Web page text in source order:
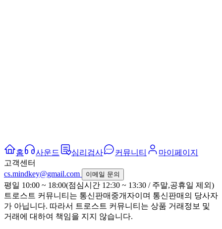
홈 사운드 심리검사 커뮤니티
마이페이지
고객센터
cs.mindkey@gmail.com
이메일 문의
평일 10:00 ~ 18:00(점심시간 12:30 ~ 13:30 / 주말,공휴일 제외)
트로스트 커뮤니티는 통신판매중개자이며 통신판매의 당사자
가 아닙니다. 따라서 트로스트 커뮤니티는 상품 거래정보 및
거래에 대하여 책임을 지지 않습니다.